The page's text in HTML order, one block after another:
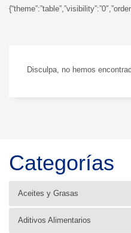
Disculpa, no hemos
Categorías
Aceites y Grasas
Aditivos Alimentarios